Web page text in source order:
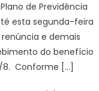
de Previdência
esta segunda-feira
e demais
do benefício
8. Conforme […]